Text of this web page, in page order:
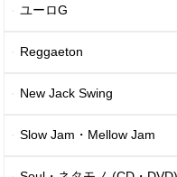
ユーロG
Reggaeton
New Jack Swing
Slow Jam・Mellow Jam